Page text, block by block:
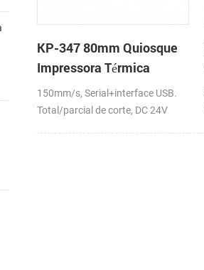
metal, baixo consumo de energia e
rápida dissipação de calor
KP-347 80mm Quiosque
Impressora Térmica
150mm/s, Serial+interface USB.
Total/parcial de corte, DC 24V